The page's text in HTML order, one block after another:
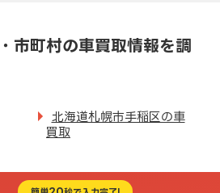
市町村の車買取情報を調
北海道札幌市手稲区の車
買取